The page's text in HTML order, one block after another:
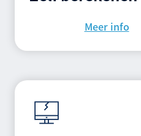
Meer info